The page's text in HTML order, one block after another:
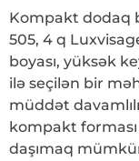
Kompakt dodaq
505, 4 q
boyası, yüksək
ilə seçilən bir
müddət
kompakt
daşımaq